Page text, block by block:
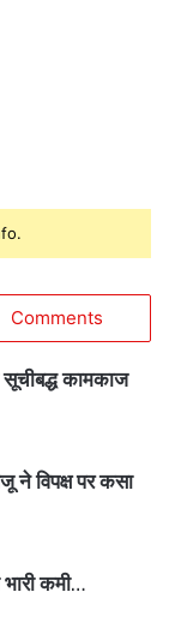
Comments
कामकाज
ने विपक्ष पर कसा
कमी…